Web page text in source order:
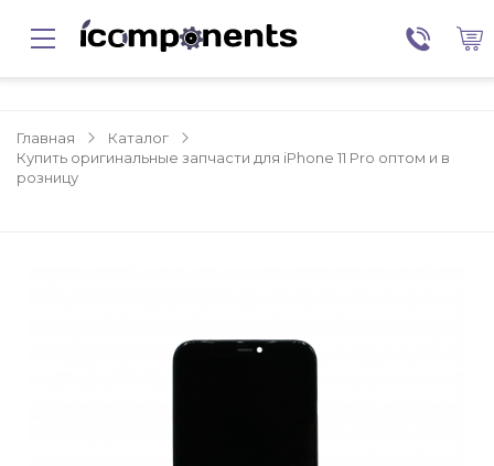
Главная
Каталог
Купить оригинальные запчасти для iPhone 11 Pro оптом и в
розницу